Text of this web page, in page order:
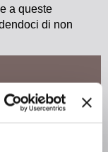
a queste
di non